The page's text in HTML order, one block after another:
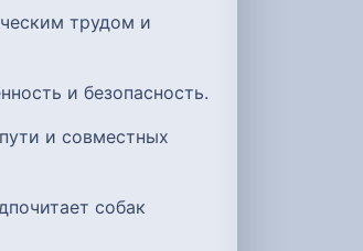
трудом и
и безопасность.
и совместных
собак